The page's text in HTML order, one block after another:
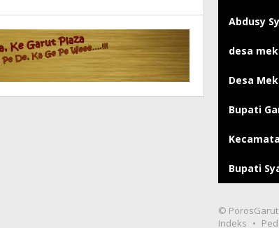
Abdusy
desa
Desa
Bupati
Bupati
©
Indeks